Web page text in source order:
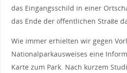
das Eingangsschild in einer
das Ende der öffentlichen Straße
Wie immer erhielten wir gegen
Nationalparkausweises eine
Karte zum Park. Nach kurzem